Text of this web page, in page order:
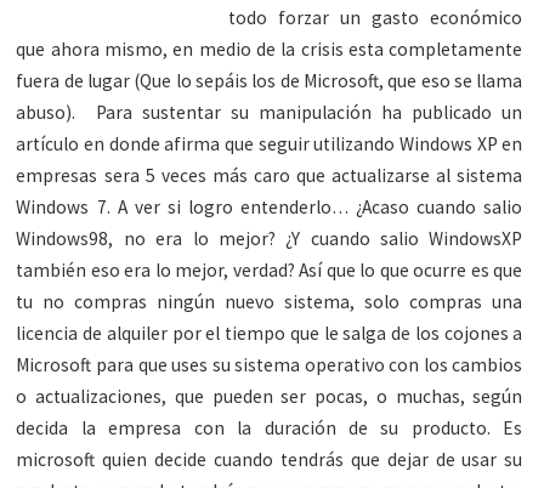
todo forzar un gasto económico
que ahora mismo, en medio de la crisis esta completamente
fuera de lugar (Que lo sepáis los de Microsoft, que eso se llama
abuso). Para sustentar su manipulación ha publicado un
artículo en donde afirma que seguir utilizando Windows XP en
empresas sera 5 veces más caro que actualizarse al sistema
Windows 7. A ver si logro entenderlo… ¿Acaso cuando salio
Windows98, no era lo mejor? ¿Y cuando salio WindowsXP
también eso era lo mejor, verdad? Así que lo que ocurre es que
tu no compras ningún nuevo sistema, solo compras una
licencia de alquiler por el tiempo que le salga de los cojones a
Microsoft para que uses su sistema operativo con los cambios
o actualizaciones, que pueden ser pocas, o muchas, según
decida la empresa con la duración de su producto. Es
microsoft quien decide cuando tendrás que dejar de usar su